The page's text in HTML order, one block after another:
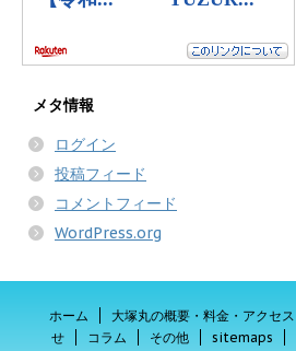
メタ情報
ログイン
投稿フィード
コメントフィード
WordPress.org
ホーム 大塚丸の概要・料金・アクセス
せ
コラム その他 sitemaps